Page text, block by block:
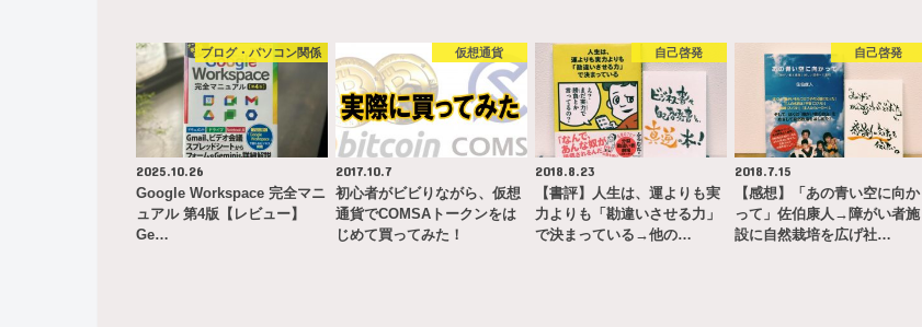
ブログ・パソコン関係
2025.10.26
Google Workspace 完全マニ
ュアル 第4版【レビュー】
Ge…
仮想通貨
2017.10.7
初心者がビビりながら、仮想
通貨でCOMSAトークンをは
じめて買ってみた！
自己啓発
2018.8.23
【書評】人生は、運よりも実
力よりも「勘違いさせる力」
で決まっている→他の…
自己啓発
2018.7.15
【感想】「あの青い空に向か
って」佐伯康人→障がい者施
設に自然栽培を広げ社…